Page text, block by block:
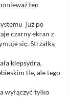
ten
już po
czarny ekran z
się. Strzałką
klepsydra,
tle, ale tego
wyłączyć tylko